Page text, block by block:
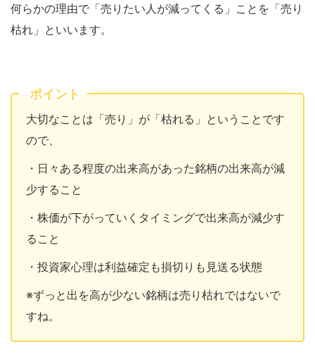
何らかの理由で「売りたい人が減ってくる」ことを「売り
枯れ」といいます。
ポイント
大切なことは「売り」が「枯れる」ということです
ので、
・日々ある程度の出来高があった銘柄の出来高が減
少すること
・株価が下がっていくタイミングで出来高が減少す
ること
・投資家心理は利益確定も損切りも見送る状態
※ずっと出を高が少ない銘柄は売り枯れではないで
すね。